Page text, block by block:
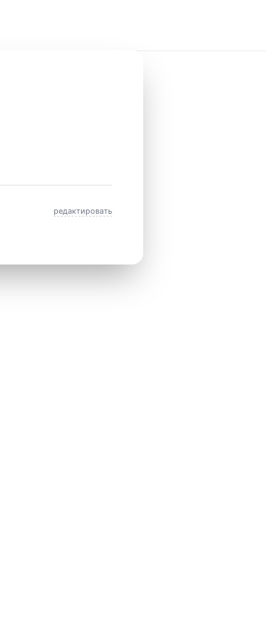
редактировать